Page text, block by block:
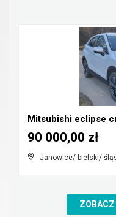
Mitsubishi eclipse
Janowice/ bielski/
90 000,00 zł
ZOBACZ